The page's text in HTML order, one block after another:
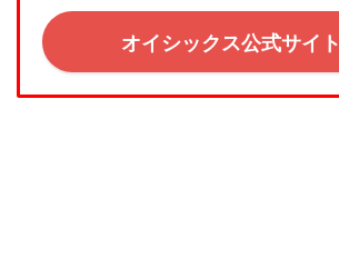
オイシックス公式サイト